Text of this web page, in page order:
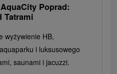
Poprad:
Tatrami
wyżywienie HB,
i luksusowego
saunami i jacuzzi.